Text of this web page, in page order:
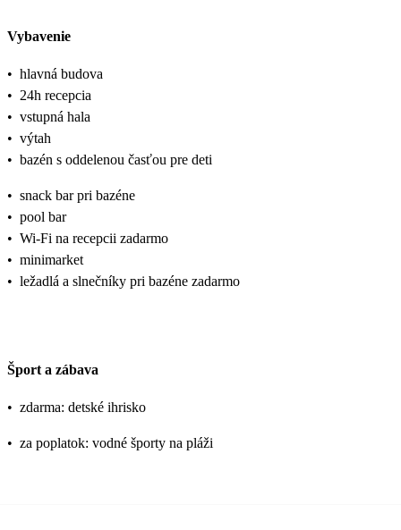
Vybavenie
• hlavná budova
• 24h recepcia
• vstupná hala
• výtah
• bazén s oddelenou časťou pre deti
• snack bar pri bazéne
• pool bar
• Wi-Fi na recepcii zadarmo
• minimarket
• ležadlá a slnečníky pri bazéne zadarmo
Šport a zábava
• zdarma: detské ihrisko
• za poplatok: vodné športy na pláži